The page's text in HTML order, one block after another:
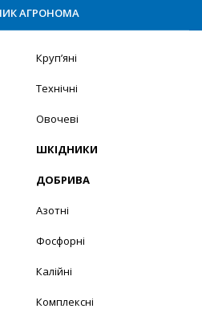
АГРОНОМА
Круп’яні
Технічні
Овочеві
ШКІДНИКИ
ДОБРИВА
Азотні
Фосфорні
Калійні
Комплексні